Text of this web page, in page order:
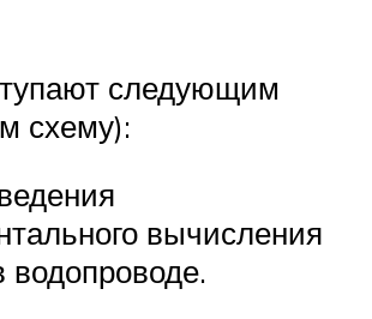
следующим
схему):
вычисления
водопроводе.